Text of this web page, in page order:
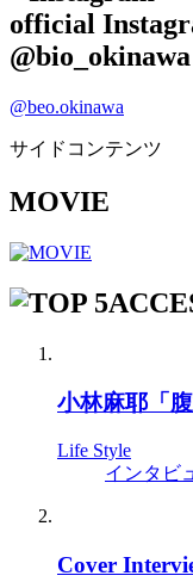
official
@bio_okinawa
@beo.okinawa
サイドコンテンツ
MOVIE
小林麻耶「
Life Style
インタビ
Cover